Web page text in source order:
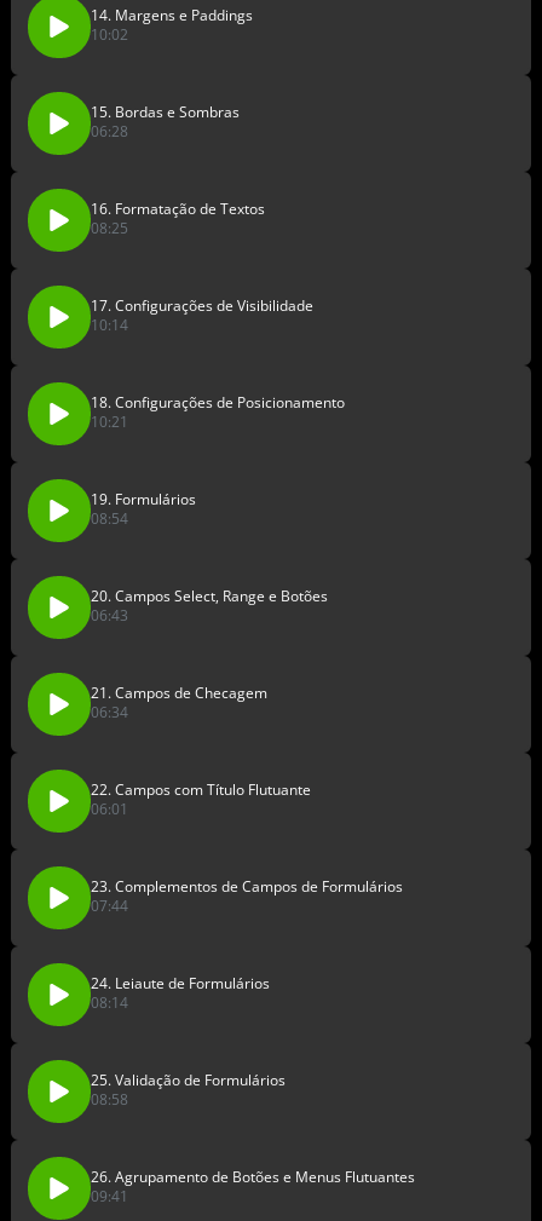
14. Margens e Paddings
10:02
15. Bordas e Sombras
06:28
16. Formatação de Textos
08:25
17. Configurações de Visibilidade
10:14
18. Configurações de Posicionamento
10:21
19. Formulários
08:54
20. Campos Select, Range e Botões
06:43
21. Campos de Checagem
06:34
22. Campos com Título Flutuante
06:01
23. Complementos de Campos de Formulários
07:44
24. Leiaute de Formulários
08:14
25. Validação de Formulários
08:58
26. Agrupamento de Botões e Menus Flutuantes
09:41